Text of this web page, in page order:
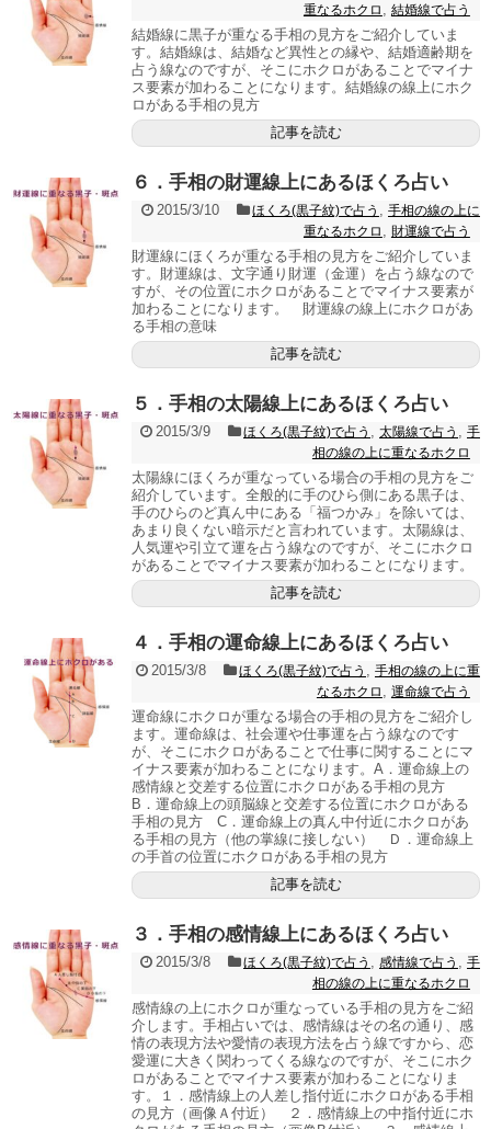
重なるホクロ , 結婚線で占う
結婚線に黒子が重なる手相の見方をご紹介していま
す。結婚線は、結婚など異性との縁や、結婚適齢期を
占う線なのですが、そこにホクロがあることでマイナ
ス要素が加わることになります。結婚線の線上にホク
ロがある手相の見方
記事を読む
６．手相の財運線上にあるほくろ占い
2015/3/10 ほくろ(黒子紋)で占う , 手相の線の上に
重なるホクロ , 財運線で占う
財運線にほくろが重なる手相の見方をご紹介していま
す。財運線は、文字通り財運（金運）を占う線なので
すが、その位置にホクロがあることでマイナス要素が
加わることになります。 財運線の線上にホクロがあ
る手相の意味
記事を読む
５．手相の太陽線上にあるほくろ占い
2015/3/9 ほくろ(黒子紋)で占う , 太陽線で占う , 手
相の線の上に重なるホクロ
太陽線にほくろが重なっている場合の手相の見方をご
紹介しています。全般的に手のひら側にある黒子は、
手のひらのど真ん中にある「福つかみ」を除いては、
あまり良くない暗示だと言われています。太陽線は、
人気運や引立て運を占う線なのですが、そこにホクロ
があることでマイナス要素が加わることになります。
記事を読む
４．手相の運命線上にあるほくろ占い
2015/3/8 ほくろ(黒子紋)で占う , 手相の線の上に重
なるホクロ , 運命線で占う
運命線にホクロが重なる場合の手相の見方をご紹介し
ます。運命線は、社会運や仕事運を占う線なのです
が、そこにホクロがあることで仕事に関することにマ
イナス要素が加わることになります。A．運命線上の
感情線と交差する位置にホクロがある手相の見方
B．運命線上の頭脳線と交差する位置にホクロがある
手相の見方 C．運命線上の真ん中付近にホクロがあ
る手相の見方（他の掌線に接しない） Ｄ．運命線上
の手首の位置にホクロがある手相の見方
記事を読む
３．手相の感情線上にあるほくろ占い
2015/3/8 ほくろ(黒子紋)で占う , 感情線で占う , 手
相の線の上に重なるホクロ
感情線の上にホクロが重なっている手相の見方をご紹
介します。手相占いでは、感情線はその名の通り、感
情の表現方法や愛情の表現方法を占う線ですから、恋
愛運に大きく関わってくる線なのですが、そこにホク
ロがあることでマイナス要素が加わることになりま
す。１．感情線上の人差し指付近にホクロがある手相
の見方（画像Ａ付近） ２．感情線上の中指付近にホ